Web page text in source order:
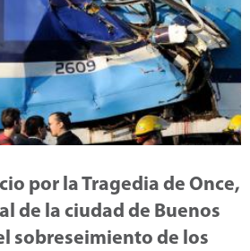
por la Tragedia de Once,
de la ciudad de Buenos
sobreseimiento de los